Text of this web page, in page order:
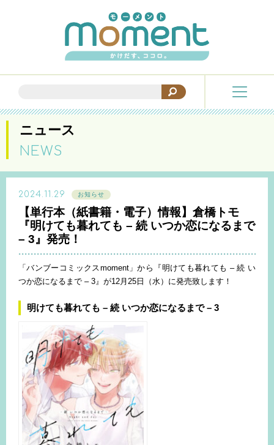
ニュース
NEWS
2024.11.29 お知らせ
【単行本（紙書籍・電子）情報】倉橋トモ
『明けても暮れても – 続 いつか恋になるまで
– 3』発売！
「バンブーコミックスmoment」から『明けても暮れても – 続 い
つか恋になるまで – 3』が12月25日（水）に発売致します！
明けても暮れても – 続 いつか恋になるまで – 3